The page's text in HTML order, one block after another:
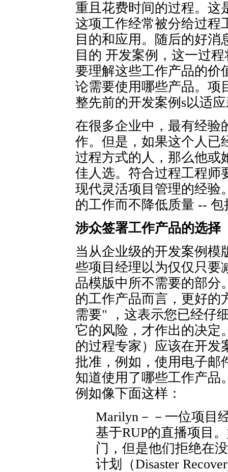
重且花费时间的过程。这
这项工作经常被分给过程
目的和应用。随后的好
目的 开发案例，这一过
要理解这些工作产品的价
论需要使用哪些产品。项
整先前的开发案例s以适
在很多企业中，最有经验
作。但是，如果这个人已
过程方式的人，那么他或
佳人选。符合过程工程师
现代灵活项目管理的经验
的工作而不降低质量 --
涉众签署工作产品的选择
当从企业级的开发案例模
些项目经理以为仅仅只要
品模版中所不需要的部分
的工作产品而言，更好的
需要" ，这表示您已经仔
它的风险，才作出的决定
的过程专家）应该在开发
批准，例如，使用电子邮
知道使用了哪些工作产品
例如像下面这样：
Marilyn－－一位项目
基于RUP的直播项目
门，但是他们拒绝在
计划（Disaster